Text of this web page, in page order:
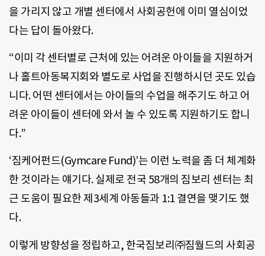
을 가리지 않고 개별 센터에서 사회공헌에 이미 열심이었
다는 답이 돌아왔다.
“이미 각 센터별로 근처에 있는 어려운 아이들을 지원하거
나 홀트아동복지회와 별도로 사업을 진행하시던 곳도 있습
니다. 어떤 센터에서는 아이들의 수업을 해주기도 하고 어
려운 아이들이 센터에 와서 놀 수 있도록 지원하기도 합니
다.”
‘짐케어펀드(Gymcare Fund)’는 이런 노력을 좀 더 체계화
한 것이라는 얘기다. 실제로 전국 58개의 짐보리 센터는 최
근 도움이 필요한 제3세계 아동들과 1:1 결연을 맺기도 했
다.
이렇게 방향성을 정립하고, 한국짐보리㈜짐월드의 사회공